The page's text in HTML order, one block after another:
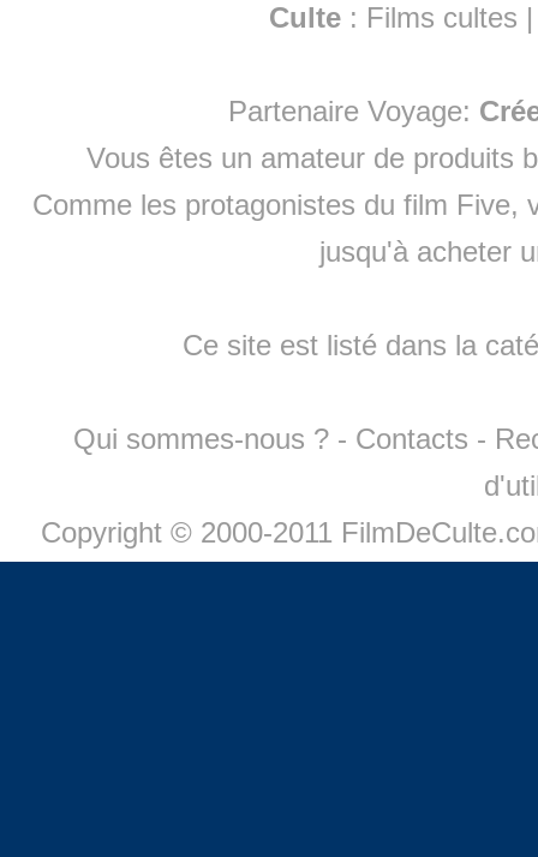
Culte : Films cultes
Partenaire Voyage:
Vous êtes un amateur de produits
Comme les protagonistes du film Five,
jusqu'à acheter
Ce site est listé dans la
Qui sommes-nous ? - Contacts -
Copyright © 2000-2011